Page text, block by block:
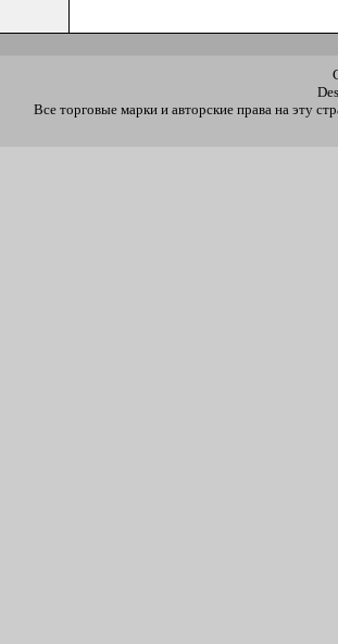
Все торговые марки и авторские права на эту